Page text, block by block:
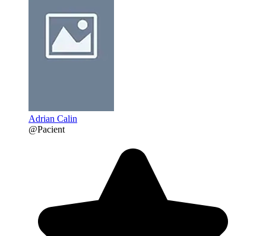
Adrian Calin
@Pacient